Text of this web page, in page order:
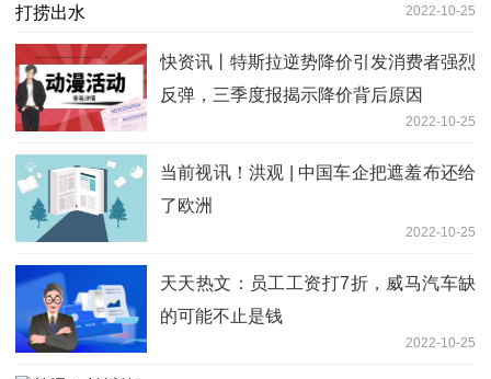
2022-10-25
快资讯丨特斯拉逆势降价引发消费者强烈
反弹，三季度报揭示降价背后原因
2022-10-25
当前视讯！洪观 | 中国车企把遮羞布还给
了欧洲
2022-10-25
天天热文：员工工资打7折，威马汽车缺
的可能不止是钱
2022-10-25